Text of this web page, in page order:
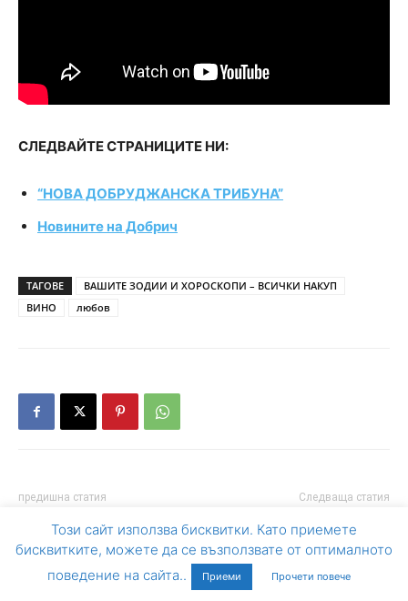
СЛЕДВАЙТЕ СТРАНИЦИТЕ НИ:
“НОВА ДОБРУДЖАНСКА ТРИБУНА”
Новините на Добрич
ТАГОВЕ
ВАШИТЕ ЗОДИИ И ХОРОСКОПИ – ВСИЧКИ НАКУП
ВИНО
любов
предишна статия
24 ОКТОМВРИ: Световен
ден за борба с
полиомиелита
Следваща статия
Крачка назад: ГЕРБ оттегля
такса водомер
Този сайт използва бисквитки. Като приемете
бисквитките, можете да се възползвате от оптималното
поведение на сайта..
Приеми Прочети повече